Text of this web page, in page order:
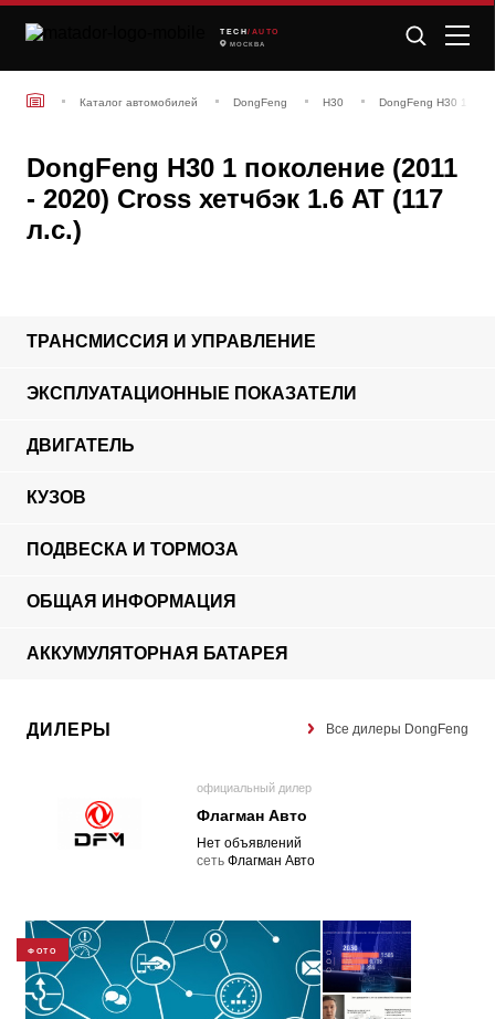
TECH /AUTO
МОСКВА
Каталог автомобилей DongFeng H30 DongFeng H30 1
DongFeng H30 1 поколение (2011
- 2020) Cross хетчбэк 1.6 AT (117
л.с.)
ТРАНСМИССИЯ И УПРАВЛЕНИЕ
ЭКСПЛУАТАЦИОННЫЕ ПОКАЗАТЕЛИ
ДВИГАТЕЛЬ
КУЗОВ
ПОДВЕСКА И ТОРМОЗА
ОБЩАЯ ИНФОРМАЦИЯ
АККУМУЛЯТОРНАЯ БАТАРЕЯ
ДИЛЕРЫ Все дилеры DongFeng
официальный дилер
Флагман Авто
Нет объявлений
cеть Флагман Авто
ФОТО